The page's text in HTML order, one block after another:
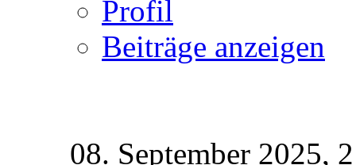
Profil
Beiträge anzeigen
08. September 2025,